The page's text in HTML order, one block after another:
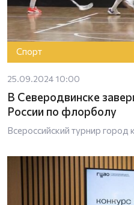
Спорт
25.09.2024 10:00
В Северодвинске
России по флорболу
Всероссийский турнир